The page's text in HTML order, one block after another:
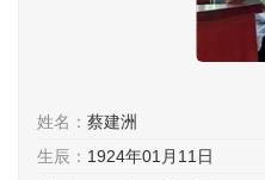
姓名： 蔡建洲
生辰： 1924年01月11日